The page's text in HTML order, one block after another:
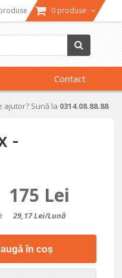
0 produse
Contact
ajutor? Sună la 0314.08.88.88
-
175 Lei
29,17Lei/lună
în coș